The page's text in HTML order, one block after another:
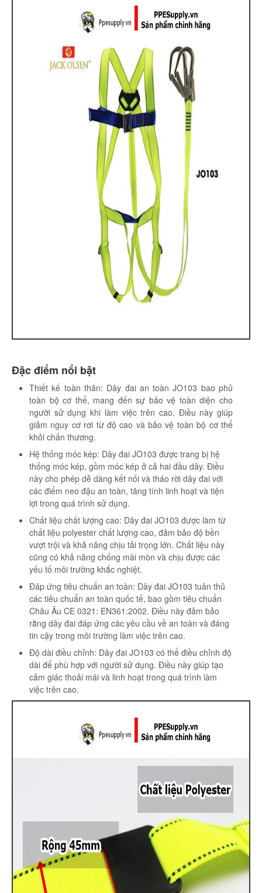
Đặc điểm nổi bật
Thiết kế toàn thân: Dây đai an toàn JO103 bao phủ
toàn bộ cơ thể, mang đến sự bảo vệ toàn diện cho
người sử dụng khi làm việc trên cao. Điều này giúp
giảm nguy cơ rơi từ độ cao và bảo vệ toàn bộ cơ thể
khỏi chấn thương.
Hệ thống móc kép: Dây đai JO103 được trang bị hệ
thống móc kép, gồm móc kép ở cả hai đầu dây. Điều
này cho phép dễ dàng kết nối và tháo rời dây đai với
các điểm neo đậu an toàn, tăng tính linh hoạt và tiện
lợi trong quá trình sử dụng.
Chất liệu chất lượng cao: Dây đai JO103 được làm từ
chất liệu polyester chất lượng cao, đảm bảo độ bền
vượt trội và khả năng chịu tải trọng lớn. Chất liệu này
cũng có khả năng chống mài mòn và chịu được các
yếu tố môi trường khắc nghiệt.
Đáp ứng tiêu chuẩn an toàn: Dây đai JO103 tuân thủ
các tiêu chuẩn an toàn quốc tế, bao gồm tiêu chuẩn
Châu Âu CE 0321: EN361:2002. Điều này đảm bảo
rằng dây đai đáp ứng các yêu cầu về an toàn và đáng
tin cậy trong môi trường làm việc trên cao.
Độ dài điều chỉnh: Dây đai JO103 có thể điều chỉnh độ
dài để phù hợp với người sử dụng. Điều này giúp tạo
cảm giác thoải mái và linh hoạt trong quá trình làm
việc trên cao.